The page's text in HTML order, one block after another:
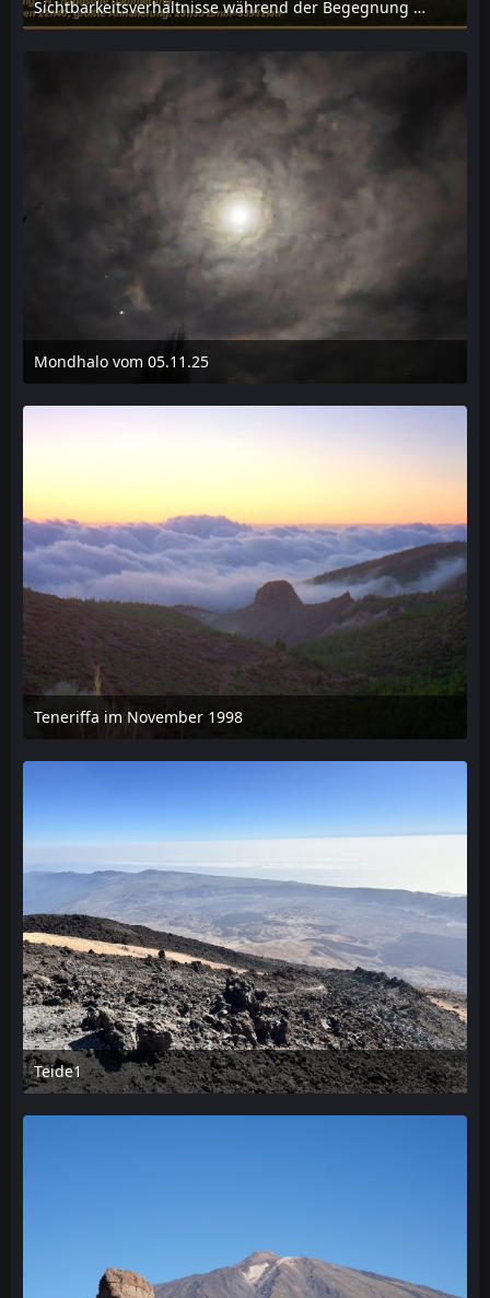
Sichtbarkeitsverhältnisse während der Begegnung Erde-Apophis für Hennigsdorf b. Berlin
11. Dezember 2025 um 14:29
Mondhalo vom 05.11.25
6. Dezember 2025 um 00:01
Teneriffa im November 1998
23. November 2025 um 14:07
1
Teide1
20. November 2025 um 12:30